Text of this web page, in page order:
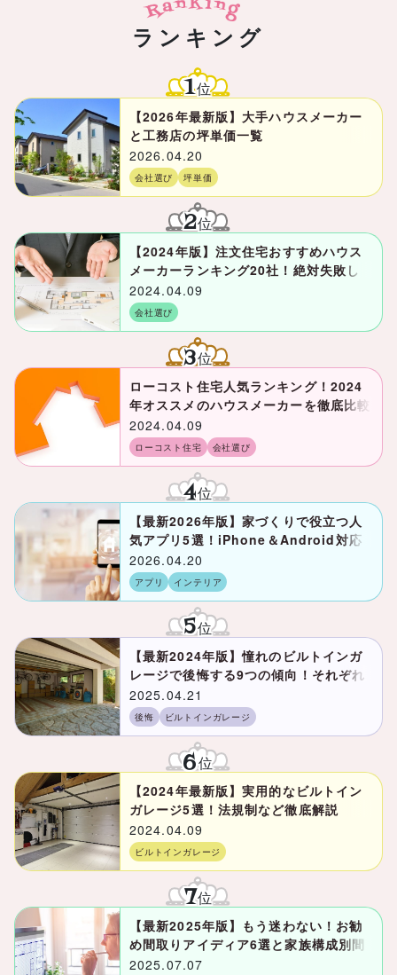
ランキング
1位
【2026年最新版】大手ハウスメーカー
と工務店の坪単価一覧
2026.04.20
会社選び 坪単価
2位
【2024年版】注文住宅おすすめハウス
メーカーランキング20社！絶対失敗し
ない口コミ評判の良い会社は？
2024.04.09
会社選び
3位
ローコスト住宅人気ランキング！2024
年オススメのハウスメーカーを徹底比較
2024.04.09
ローコスト住宅 会社選び
4位
【最新2026年版】家づくりで役立つ人
気アプリ5選！iPhone＆Android対応
2026.04.20
アプリ インテリア
5位
【最新2024年版】憧れのビルトインガ
レージで後悔する9つの傾向！それぞれ
の対策とは？
2025.04.21
後悔 ビルトインガレージ
6位
【2024年最新版】実用的なビルトイン
ガレージ5選！法規制など徹底解説
2024.04.09
ビルトインガレージ
7位
【最新2025年版】もう迷わない！お勧
め間取りアイディア6選と家族構成別間
取り図5選
2025.07.07